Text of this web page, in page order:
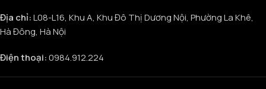
Địa chỉ:L08-L16, Khu A, Khu Đô Thị Dương Nội, Phường La Khê,
Hà Đông, Hà Nội
Điện thoại:0984.912.224